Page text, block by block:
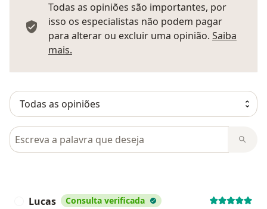
Todas as opiniões são importantes, por
isso os especialistas não podem pagar
para alterar ou excluir uma opinião. Saiba
mais.
Pesquisar em opiniões
Lucas Consulta verificada